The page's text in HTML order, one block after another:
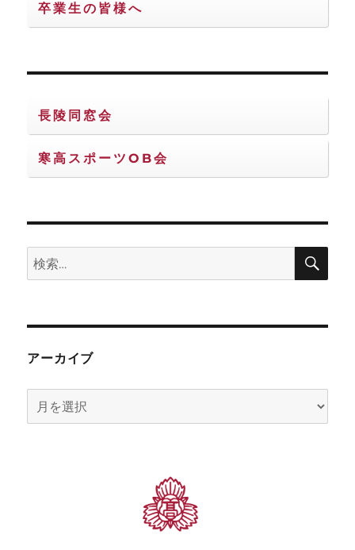
卒業生の皆様へ
長陵同窓会
寒高スポーツOB会
検
索:
検
アーカイブ
ー